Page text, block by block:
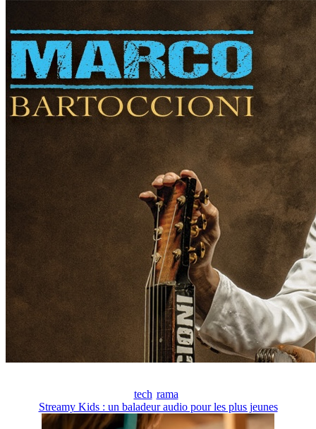
tech rama
Streamy Kids : un baladeur audio pour les plus jeunes